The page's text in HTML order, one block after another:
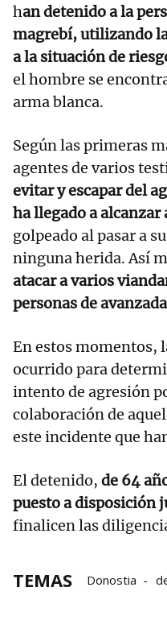
han detenido a la
magrebí, utilizando
a la situación de
el hombre se
arma blanca.
Según las primeras
agentes de varios
evitar y escapar del
ha llegado a alcanzar
golpeado al pasar a
ninguna herida. Así
atacar a varios
personas de
En estos momentos,
ocurrido para
intento de agresión
colaboración de
este incidente que
El detenido, de 64
puesto a disposición
finalicen las
TEMAS Donostia